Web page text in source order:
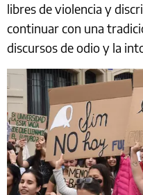
libres de violencia y
continuar con una
discursos de odio y la